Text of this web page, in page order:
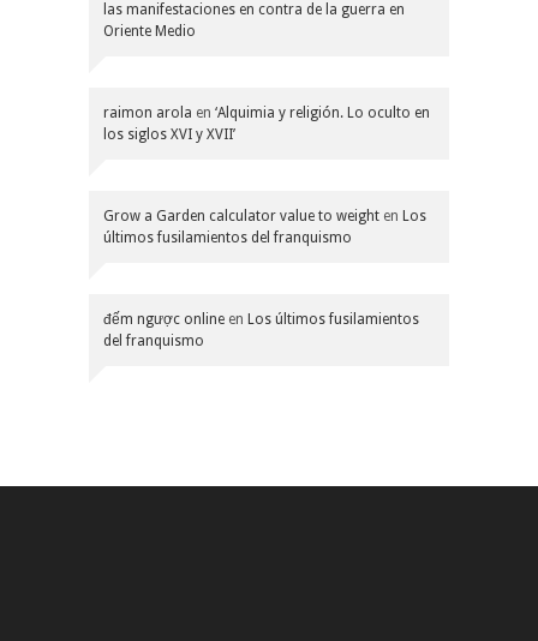
las manifestaciones en contra de la guerra en
Oriente Medio
raimon arola en ‘Alquimia y religión. Lo oculto en
los siglos XVI y XVII’
Grow a Garden calculator value to weight en Los
últimos fusilamientos del franquismo
đếm ngược online en Los últimos fusilamientos
del franquismo